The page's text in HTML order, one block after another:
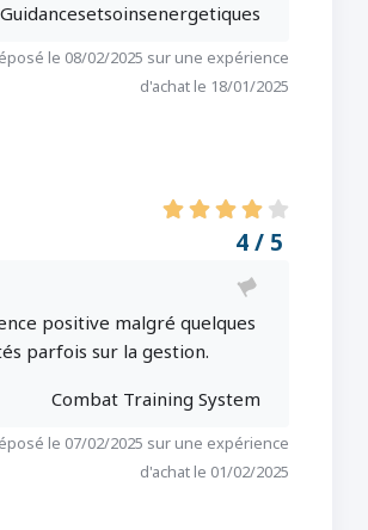
Guidancesetsoinsenergetiques
le 08/02/2025 sur une expérience
d'achat le 18/01/2025
4 / 5
positive malgré quelques
parfois sur la gestion.
Combat Training System
le 07/02/2025 sur une expérience
d'achat le 01/02/2025